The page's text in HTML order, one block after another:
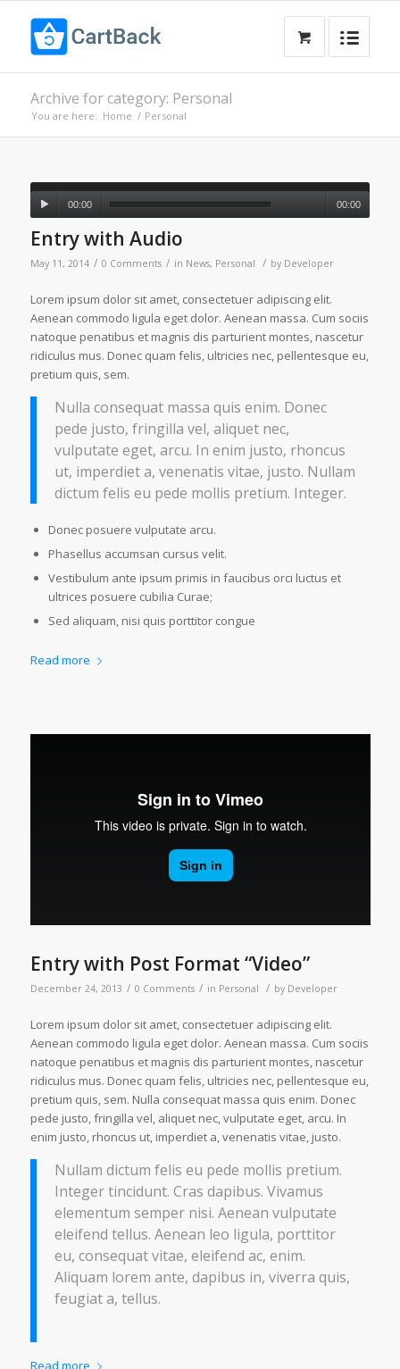
Archive for category: Personal
You are here: Home / Personal
00:00 00:00
Entry with Audio
May 11, 2014 / 0 Comments / in News, Personal / by Developer
Lorem ipsum dolor sit amet, consectetuer adipiscing elit.
Aenean commodo ligula eget dolor. Aenean massa. Cum sociis
natoque penatibus et magnis dis parturient montes, nascetur
ridiculus mus. Donec quam felis, ultricies nec, pellentesque eu,
pretium quis, sem.
Nulla consequat massa quis enim. Donec
pede justo, fringilla vel, aliquet nec,
vulputate eget, arcu. In enim justo, rhoncus
ut, imperdiet a, venenatis vitae, justo. Nullam
dictum felis eu pede mollis pretium. Integer.
Donec posuere vulputate arcu.
Phasellus accumsan cursus velit.
Vestibulum ante ipsum primis in faucibus orci luctus et
ultrices posuere cubilia Curae;
Sed aliquam, nisi quis porttitor congue
Read more
Entry with Post Format “Video”
December 24, 2013 / 0 Comments / in Personal / by Developer
Lorem ipsum dolor sit amet, consectetuer adipiscing elit.
Aenean commodo ligula eget dolor. Aenean massa. Cum sociis
natoque penatibus et magnis dis parturient montes, nascetur
ridiculus mus. Donec quam felis, ultricies nec, pellentesque eu,
pretium quis, sem. Nulla consequat massa quis enim. Donec
pede justo, fringilla vel, aliquet nec, vulputate eget, arcu. In
enim justo, rhoncus ut, imperdiet a, venenatis vitae, justo.
Nullam dictum felis eu pede mollis pretium.
Integer tincidunt. Cras dapibus. Vivamus
elementum semper nisi. Aenean vulputate
eleifend tellus. Aenean leo ligula, porttitor
eu, consequat vitae, eleifend ac, enim.
Aliquam lorem ante, dapibus in, viverra quis,
feugiat a, tellus.
Read more